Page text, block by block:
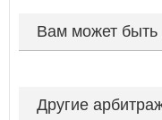
Липецкая область
Москва
Вам может быть
Другие